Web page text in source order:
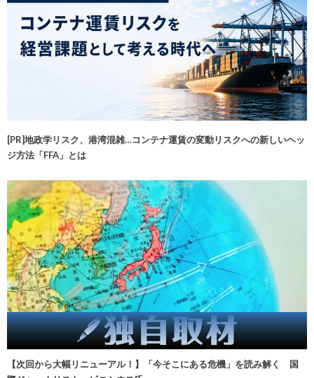
[PR]地政学リスク、港湾混雑…コンテナ運賃の変動リスクへの新しいヘッ
ジ方法「FFA」とは
【次回から大幅リニューアル！】「今そこにある危機」を読み解く 国